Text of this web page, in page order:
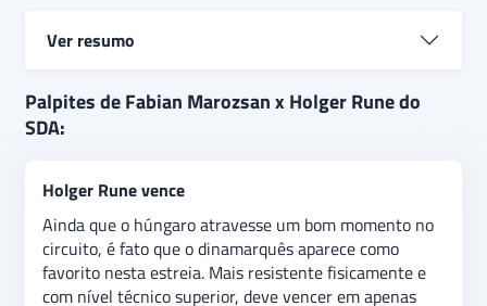
Ver resumo
Fabian Marozsan e Holger Rune se enfrentam na
fase 32avos de final
mundo, Holger Rune, terá como seu primeiro
adversário na competição o húngaro Fabian
Marozsan.O palpite éde vitória doHolger Rune,
ser mais sólido tecnicamente que seu oponente na
superfície do saibro. Além disso, há a expectativa de
Palpites de Fabian Marozsan x Holger Rune do
SDA:
Holger Rune vence
Ainda que o húngaro atravesse um bom momento no
circuito, é fato que o dinamarquês aparece como
favorito nesta estreia. Mais resistente fisicamente e
com nível técnico superior, deve vencer em apenas